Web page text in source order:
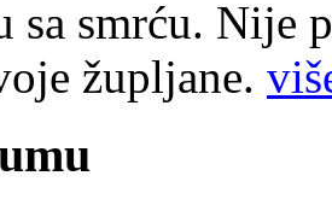
sa smrću. Nije
župljane.